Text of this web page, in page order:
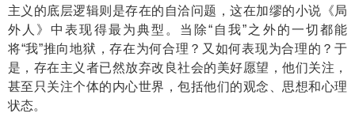
主义的底层逻辑则是存在的自洽问题，这在加缪的小说《局
外人》中表现得最为典型。当除“自我”之外的一切都能
将“我”推向地狱，存在为何合理？又如何表现为合理的？于
是，存在主义者已然放弃改良社会的美好愿望，他们关注，
甚至只关注个体的内心世界，包括他们的观念、思想和心理
状态。